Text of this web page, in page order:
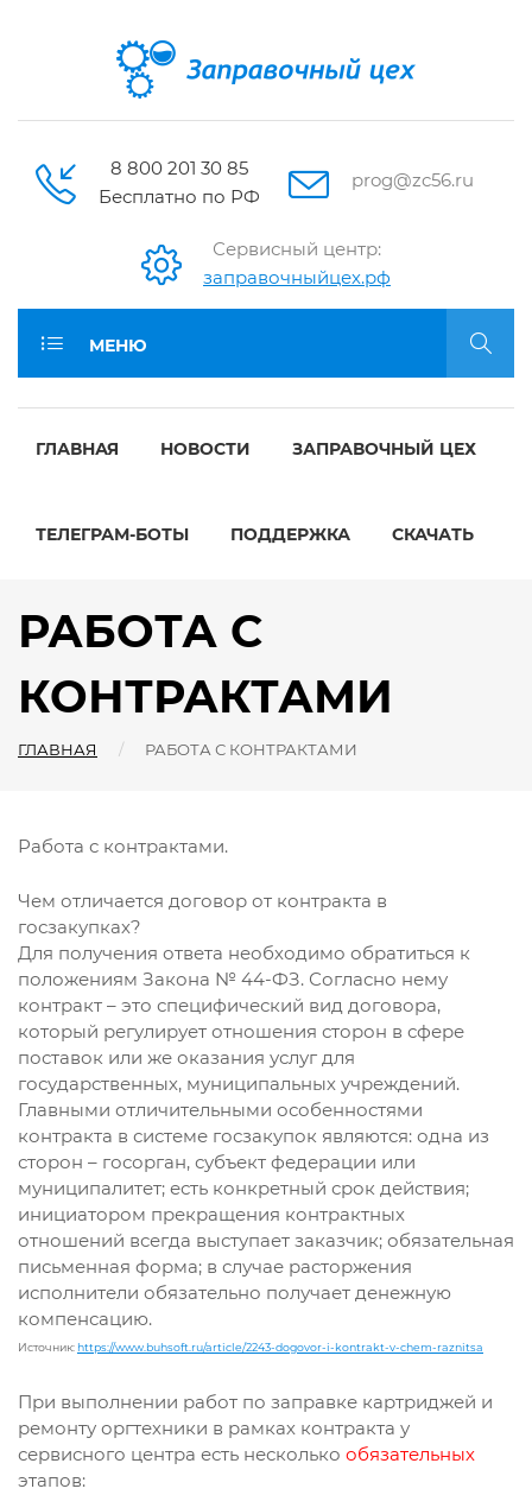
8 800 201 30 85
Бесплатно по РФ
prog@zc56.ru
Сервисный центр:
заправочныйцех.рф
МЕНЮ
ГЛАВНАЯ НОВОСТИ ЗАПРАВОЧНЫЙ ЦЕХ
ТЕЛЕГРАМ-БОТЫ ПОДДЕРЖКА СКАЧАТЬ
РАБОТА С
КОНТРАКТАМИ
ГЛАВНАЯ РАБОТА С КОНТРАКТАМИ
Работа с контрактами.
Чем отличается договор от контракта в
госзакупках?
Для получения ответа необходимо обратиться к
положениям Закона № 44-ФЗ. Согласно нему
контракт – это специфический вид договора,
который регулирует отношения сторон в сфере
поставок или же оказания услуг для
государственных, муниципальных учреждений.
Главными отличительными особенностями
контракта в системе госзакупок являются: одна из
сторон – госорган, субъект федерации или
муниципалитет; есть конкретный срок действия;
инициатором прекращения контрактных
отношений всегда выступает заказчик; обязательная
письменная форма; в случае расторжения
исполнители обязательно получает денежную
компенсацию.
Источник: https://www.buhsoft.ru/article/2243-dogovor-i-kontrakt-v-chem-raznitsa
При выполнении работ по заправке картриджей и
ремонту оргтехники в рамках контракта у
сервисного центра есть несколько обязательных
этапов: